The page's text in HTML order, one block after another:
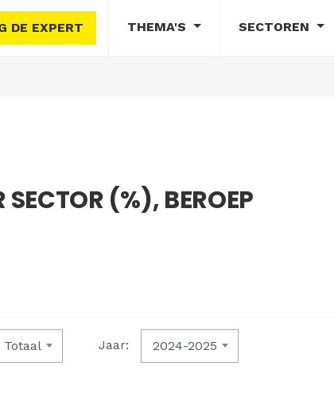
DE EXPERT THEMA'S SECTOREN
(%), BEROEP